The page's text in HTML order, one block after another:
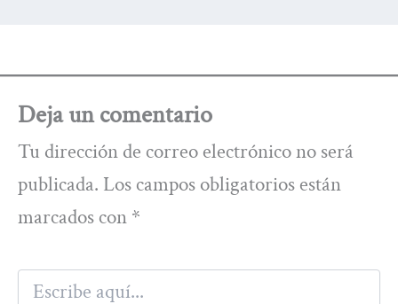
Deja un comentario
Tu dirección de correo electrónico no será
publicada. Los campos obligatorios están
marcados con *
Escribe
aquí...